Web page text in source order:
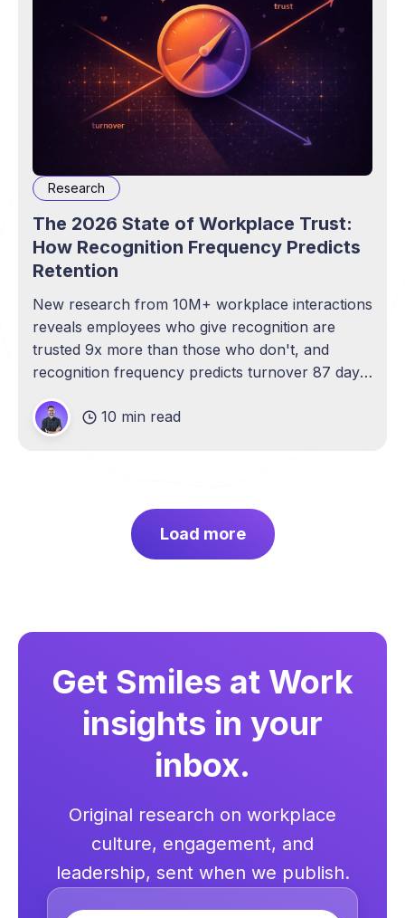
Research
The 2026 State of Workplace Trust:
How Recognition Frequency Predicts
Retention
New research from 10M+ workplace interactions
reveals employees who give recognition are
trusted 9x more than those who don't, and
recognition frequency predicts turnover 87 days
10 min read
Load more
Get Smiles at Work
insights in your
inbox.
Original research on workplace
culture, engagement, and
leadership, sent when we publish.